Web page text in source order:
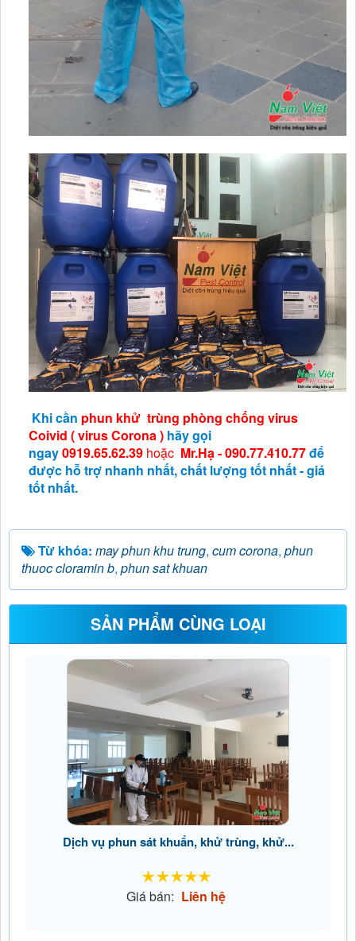
Khi cần phun khử trùng phòng chống virus
Coivid ( virus Corona ) hãy gọi
ngay0919.65.62.39 hoặc Mr.Hạ - 090.77.410.77để
được hỗ trợ nhanh nhất, chất lượng tốt nhất - giá
tốt nhất.
Từ khóa: may phun khu trung, cum corona, phun
thuoc cloramin b, phun sat khuan
SẢN PHẨM CÙNG LOẠI
Dịch vụ phun sát khuẩn, khử trùng, khử...
Giá bán: Liên hệ